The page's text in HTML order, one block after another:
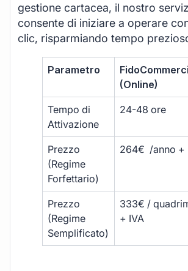
gestione cartacea, il nostro
consente di iniziare a operare
clic, risparmiando tempo
Parametro
(Online)
Tempo di
Attivazione
24-48 ore
Prezzo
(Regime
Forfettario)
264€ /anno +
Prezzo
(Regime
Semplificato)
333€ /
+ IVA